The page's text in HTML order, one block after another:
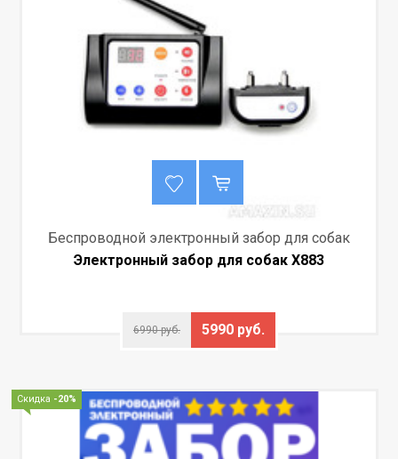
Беспроводной электронный забор для собак
Электронный забор для собак X883
6990 руб. 5990 руб.
Скидка -20%